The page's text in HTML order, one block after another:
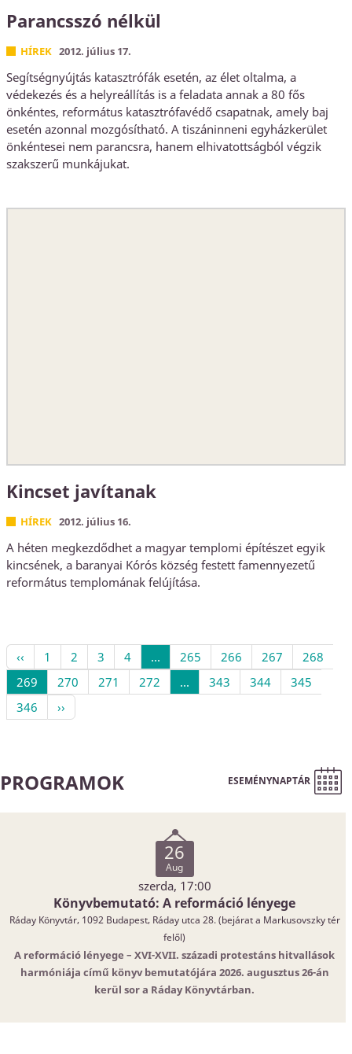
Parancsszó nélkül
HÍREK 2012. július 17.
Segítségnyújtás katasztrófák esetén, az élet oltalma, a
védekezés és a helyreállítás is a feladata annak a 80 fős
önkéntes, református katasztrófavédő csapatnak, amely baj
esetén azonnal mozgósítható. A tiszáninneni egyházkerület
önkéntesei nem parancsra, hanem elhivatottságból végzik
szakszerű munkájukat.
Kincset javítanak
HÍREK 2012. július 16.
A héten megkezdődhet a magyar templomi építészet egyik
kincsének, a baranyai Kórós község festett famennyezetű
református templomának felújítása.
‹‹ 1 2 3 4 ... 265 266 267
268
269
270 271 272 ... 343 344
345
346
››
PROGRAMOK ESEMÉNYNAPTÁR
26
Aug
szerda, 17:00
Könyvbemutató: A reformáció lényege
Ráday Könyvtár, 1092 Budapest, Ráday utca 28. (bejárat a Markusovszky tér
felől)
A reformáció lényege – XVI-XVII. századi protestáns hitvallások
harmóniája című könyv bemutatójára 2026. augusztus 26-án
kerül sor a Ráday Könyvtárban.